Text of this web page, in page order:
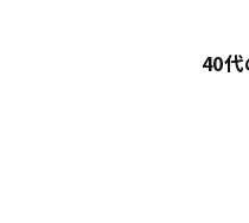
とができました。 不動産
40